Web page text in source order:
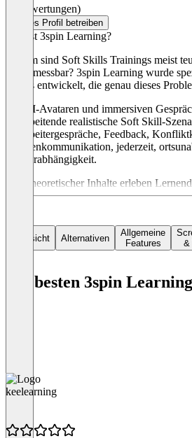
(0 Bewertungen)
Dieses Profil betreiben
Was ist 3spin Learning?
Warum sind Soft Skills Trainings meist
kaum messbar? 3spin Learning wurde
Teams entwickelt, die genau dieses
Mit KI-Avataren und immersiven
Mitarbeitende realistische Soft Skill-
Mitarbeitergespräche, Feedback,
Kundenkommunikation, jederzeit,
Trainerabhängigkeit.
Statt theoretischer Inhalte erleben
reagiert dynamisch auf Sprache und
3spin Learning reduziert die
ist flexibel nutzbar per Browser, VR oder
sich für Unternehmen jeder Größe.
Übersicht Alternativen
Allgemeine
Features
&
Die besten 3spin
keelearning